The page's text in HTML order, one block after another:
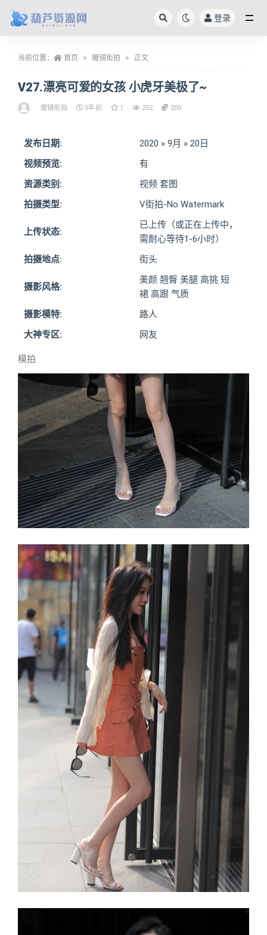
登录
当前位置： 首页 魔镜街拍 正文
V27.漂亮可爱的女孩 小虎牙美极了~
魔镜街拍 5年前 1 252 200
模拍
发布日期:
2020 » 9月 » 20日
视频预览:
有
资源类别:
视频 套图
拍摄类型:
V街拍-No Watermark
上传状态:
已上传（或正在上传中，
需耐心等待1-6小时）
拍摄地点:
街头
摄影风格:
美颜 翘臀 美腿 高挑 短
裙 高跟 气质
摄影模特:
路人
大神专区:
网友